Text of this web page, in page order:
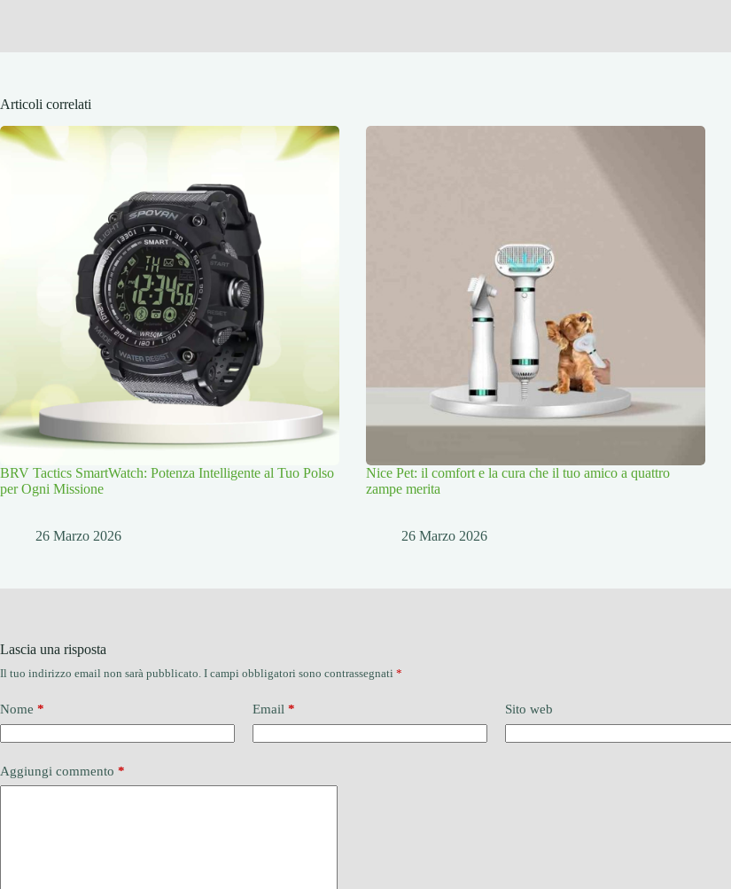
Articoli correlati
BRV Tactics SmartWatch: Potenza Intelligente al Tuo Polso
per Ogni Missione
26 Marzo 2026
Nice Pet: il comfort e la cura che il tuo amico a quattro
zampe merita
26 Marzo 2026
Lascia una risposta
Il tuo indirizzo email non sarà pubblicato. I campi obbligatori sono contrassegnati *
Nome * Email * Sito web
Aggiungi commento *